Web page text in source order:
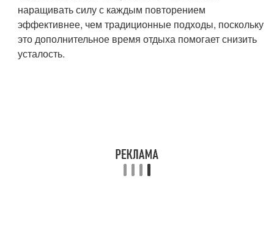
наращивать силу с каждым повторением
эффективнее, чем традиционные подходы, поскольку
это дополнительное время отдыха помогает снизить
усталость.